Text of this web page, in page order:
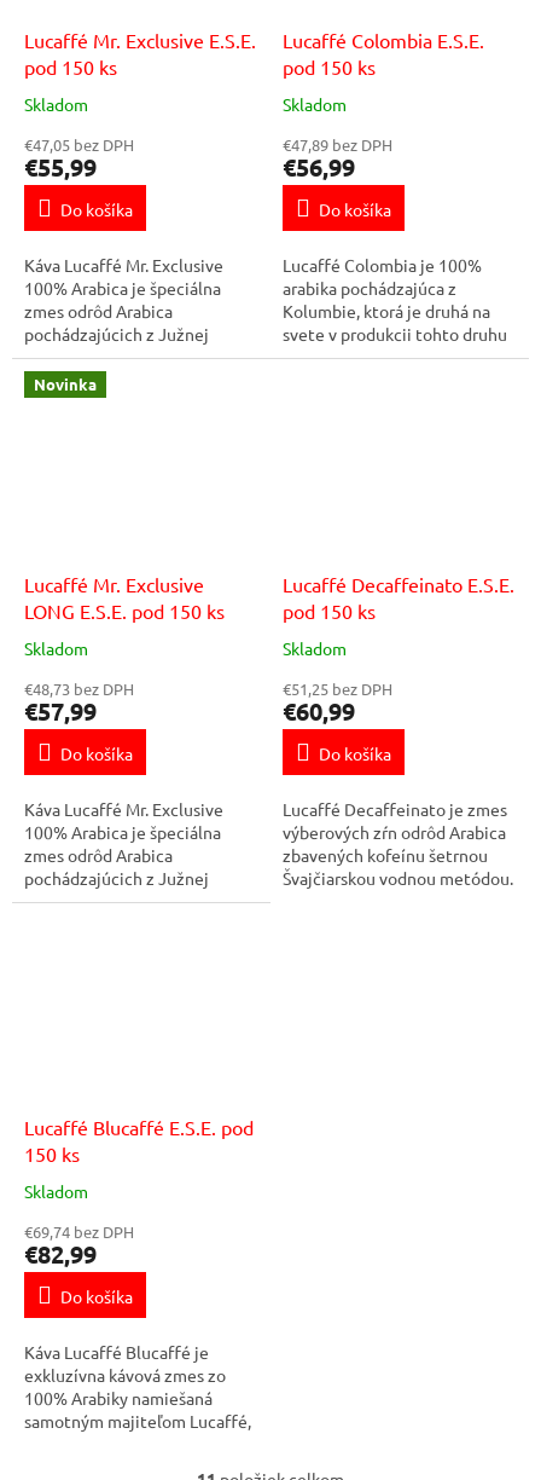
Lucaffé Mr. Exclusive E.S.E.
pod 150 ks
Skladom
€47,05 bez DPH
€55,99
Do košíka
Káva Lucaffé Mr. Exclusive
100% Arabica je špeciálna
zmes odrôd Arabica
pochádzajúcich z Južnej
Ameriky, Ázie a strednej
Afriky. Je namiešaná tak, aby
harmonicky vynikli len tie...
Lucaffé Colombia E.S.E.
pod 150 ks
Skladom
€47,89 bez DPH
€56,99
Do košíka
Lucaffé Colombia je 100%
arabika pochádzajúca z
Kolumbie, ktorá je druhá na
svete v produkcii tohto druhu
kávy. Odrody kávy, z oblasti
Novinka
Lucaffé Mr. Exclusive
LONG E.S.E. pod 150 ks
Skladom
€48,73 bez DPH
€57,99
Do košíka
Káva Lucaffé Mr. Exclusive
100% Arabica je špeciálna
zmes odrôd Arabica
pochádzajúcich z Južnej
Ameriky, Ázie a strednej
Lucaffé Decaffeinato E.S.E.
pod 150 ks
Skladom
€51,25 bez DPH
€60,99
Do košíka
Lucaffé Decaffeinato je zmes
výberových zŕn odrôd Arabica
zbavených kofeínu šetrnou
Švajčiarskou vodnou metódou.
Lucaffé Blucaffé E.S.E. pod
150 ks
Skladom
€69,74 bez DPH
€82,99
Do košíka
Káva Lucaffé Blucaffé je
exkluzívna kávová zmes zo
100% Arabiky namiešaná
samotným majiteľom Lucaffé,